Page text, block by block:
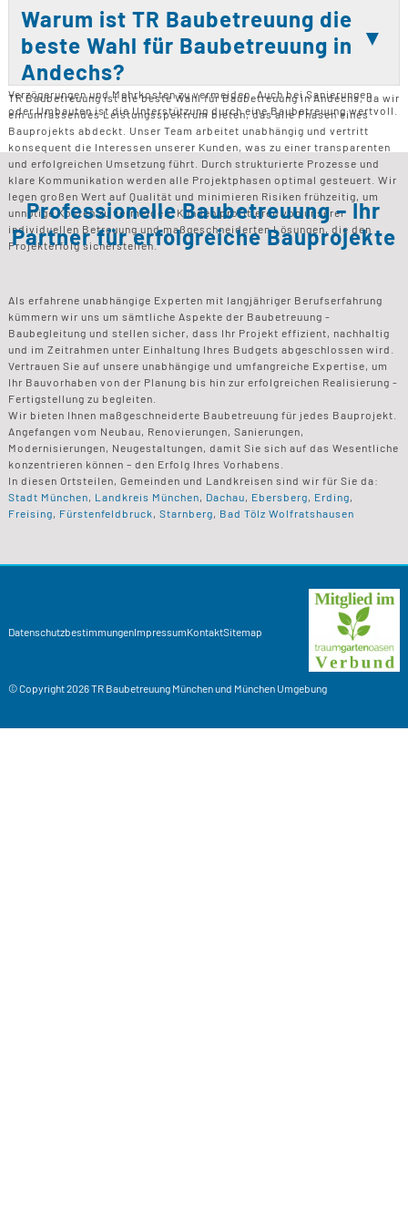
frühzeitige Einbindung können klare Strukturen und Ziele definiert
werden, die den gesamten Bauprozess effizienter gestalten. Während
der Bauphase sorgt die Baubetreuung für eine kontinuierliche Kontrolle
und Qualitätssicherung. Besonders bei größeren oder komplexen
Projekten ist eine frühzeitige Einbindung entscheidend, um
Verzögerungen und Mehrkosten zu vermeiden. Auch bei Sanierungen
oder Umbauten ist die Unterstützung durch eine Baubetreuung wertvoll.
Warum ist TR Baubetreuung die
beste Wahl für Baubetreuung in
Andechs?
TR Baubetreuung ist die beste Wahl für Baubetreuung in Andechs, da wir
ein umfassendes Leistungsspektrum bieten, das alle Phasen eines
Bauprojekts abdeckt. Unser Team arbeitet unabhängig und vertritt
konsequent die Interessen unserer Kunden, was zu einer transparenten
und erfolgreichen Umsetzung führt. Durch strukturierte Prozesse und
klare Kommunikation werden alle Projektphasen optimal gesteuert. Wir
legen großen Wert auf Qualität und minimieren Risiken frühzeitig, um
unnötige Kosten zu vermeiden. Kunden profitieren von unserer
individuellen Betreuung und maßgeschneiderten Lösungen, die den
Projekterfolg sicherstellen.
Professionelle Baubetreuung – Ihr
Partner für erfolgreiche Bauprojekte
Als erfahrene unabhängige Experten mit langjähriger Berufserfahrung
kümmern wir uns um sämtliche Aspekte der Baubetreuung -
Baubegleitung und stellen sicher, dass Ihr Projekt effizient, nachhaltig
und im Zeitrahmen unter Einhaltung Ihres Budgets abgeschlossen wird.
Vertrauen Sie auf unsere unabhängige und umfangreiche Expertise, um
Ihr Bauvorhaben von der Planung bis hin zur erfolgreichen Realisierung -
Fertigstellung zu begleiten.
Wir bieten Ihnen maßgeschneiderte Baubetreuung für jedes Bauprojekt.
Angefangen vom Neubau, Renovierungen, Sanierungen,
Modernisierungen, Neugestaltungen, damit Sie sich auf das Wesentliche
konzentrieren können – den Erfolg Ihres Vorhabens.
In diesen Ortsteilen, Gemeinden und Landkreisen sind wir für Sie da:
Stadt München, Landkreis München, Dachau, Ebersberg, Erding,
Freising, Fürstenfeldbruck, Starnberg, Bad Tölz Wolfratshausen
DatenschutzbestimmungenImpressumKontaktSitemap
© Copyright 2026TR BaubetreuungMünchen und München Umgebung